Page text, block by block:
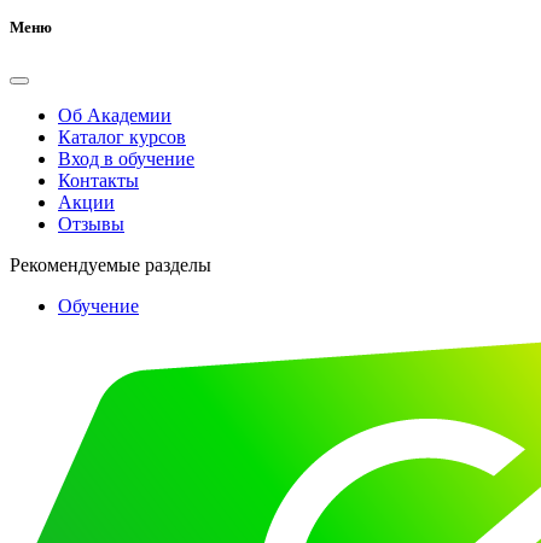
Меню
Об Академии
Каталог курсов
Вход в обучение
Контакты
Акции
Отзывы
Рекомендуемые разделы
Обучение